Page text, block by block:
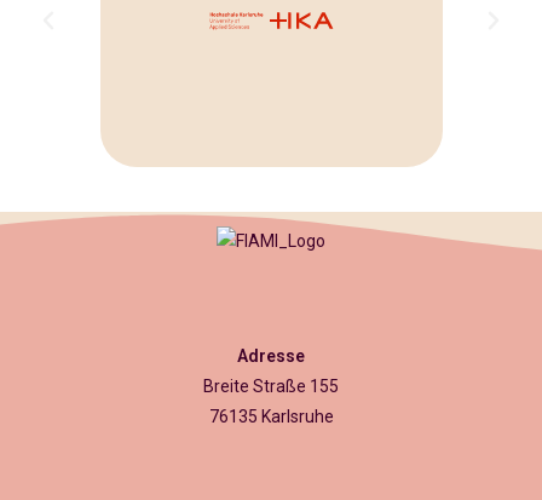
Adresse
Breite Straße 155
76135 Karlsruhe